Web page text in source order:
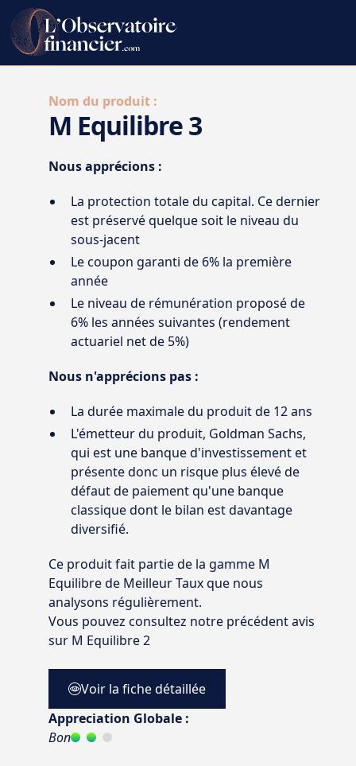
Nom du produit :
M Equilibre 3
Nous apprécions :
La protection totale du capital. Ce dernier
est préservé quelque soit le niveau du
sous-jacent
Le coupon garanti de 6% la première
année
Le niveau de rémunération proposé de
6% les années suivantes (rendement
actuariel net de 5%)
Nous n'apprécions pas :
La durée maximale du produit de 12 ans
L'émetteur du produit, Goldman Sachs,
qui est une banque d'investissement et
présente donc un risque plus élevé de
défaut de paiement qu'une banque
classique dont le bilan est davantage
diversifié.
Ce produit fait partie de la gamme M
Equilibre de Meilleur Taux que nous
analysons régulièrement.
Vous pouvez consultez notre précédent avis
sur M Equilibre 2
Voir la fiche détaillée
Appreciation Globale :
Bon